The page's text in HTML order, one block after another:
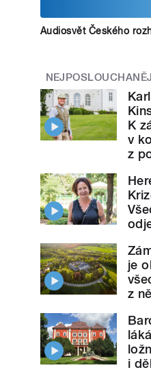
Audiosvět Českého
K
v
z
je
z
i